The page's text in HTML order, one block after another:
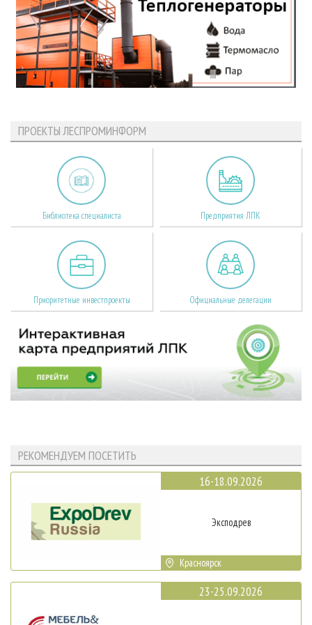
ПРОЕКТЫ ЛЕСПРОМИНФОРМ
Библиотека специалиста Предприятия ЛПК
Приоритетные инвестпроекты Официальные делегации
РЕКОМЕНДУЕМ ПОСЕТИТЬ
16-18.09.2026
Эксподрев
Красноярск
23-25.09.2026